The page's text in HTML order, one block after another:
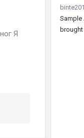
Я
Sample